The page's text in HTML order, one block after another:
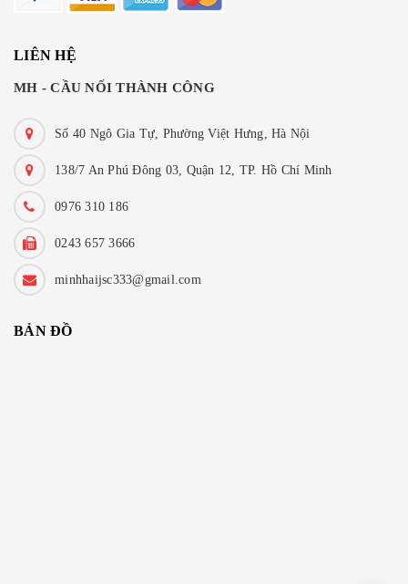
LIÊN HỆ
MH - CẦU NỐI THÀNH CÔNG
Số 40 Ngô Gia Tự, Phường Việt Hưng, Hà Nội
138/7 An Phú Đông 03, Quận 12, TP. Hồ Chí Minh
0976 310 186
0243 657 3666
minhhaijsc333@gmail.com
BẢN ĐỒ